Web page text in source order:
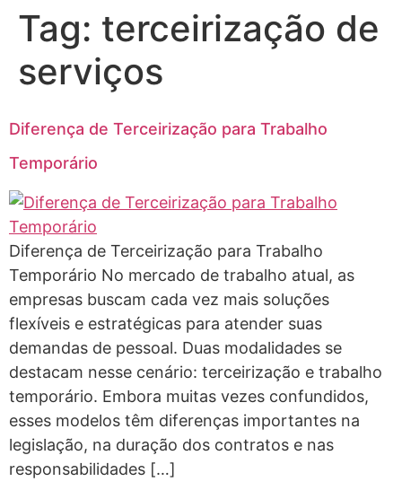
Tag: terceirização de
serviços
Diferença de Terceirização para Trabalho
Temporário
Diferença de Terceirização para Trabalho
Temporário No mercado de trabalho atual, as
empresas buscam cada vez mais soluções
flexíveis e estratégicas para atender suas
demandas de pessoal. Duas modalidades se
destacam nesse cenário: terceirização e trabalho
temporário. Embora muitas vezes confundidos,
esses modelos têm diferenças importantes na
legislação, na duração dos contratos e nas
responsabilidades […]